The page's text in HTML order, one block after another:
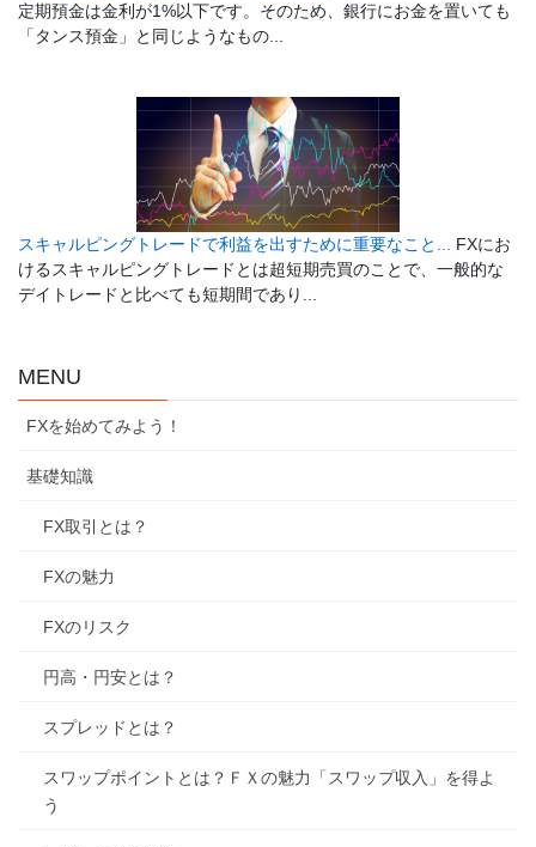
定期預金は金利が1%以下です。そのため、銀行にお金を置いても
「タンス預金」と同じようなもの...
スキャルピングトレードで利益を出すために重要なこと...
FXにお
けるスキャルピングトレードとは超短期売買のことで、一般的な
デイトレードと比べても短期間であり...
MENU
FXを始めてみよう！
基礎知識
FX取引とは？
FXの魅力
FXのリスク
円高・円安とは？
スプレッドとは？
スワップポイントとは？ＦＸの魅力「スワップ収入」を得よ
う